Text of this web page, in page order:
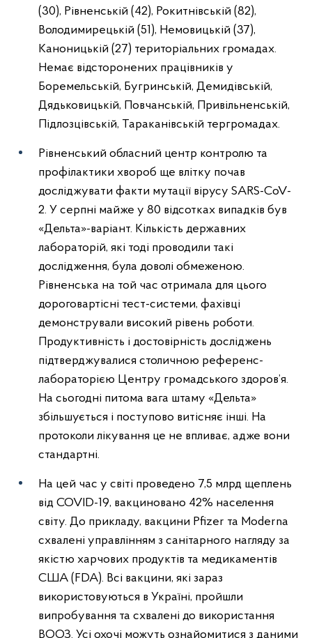
(30), Рівненській (42), Рокитнівській (82),
Володимирецькій (51), Немовицькій (37),
Каноницькій (27) територіальних громадах.
Немає відсторонених працівників у
Боремельській, Бугринській, Демидівській,
Дядьковицькій, Повчанській, Привільненській,
Підлозцівській, Тараканівській тергромадах.
Рівненський обласний центр контролю та
профілактики хвороб ще влітку почав
досліджувати факти мутації вірусу SARS-CoV-
2. У серпні майже у 80 відсотках випадків був
«Дельта»-варіант. Кількість державних
лабораторій, які тоді проводили такі
дослідження, була доволі обмеженою.
Рівненська на той час отримала для цього
дороговартісні тест-системи, фахівці
демонстрували високий рівень роботи.
Продуктивність і достовірність досліджень
підтверджувалися столичною референс-
лабораторією Центру громадського здоров’я.
На сьогодні питома вага штаму «Дельта»
збільшується і поступово витісняє інші. На
протоколи лікування це не впливає, адже вони
стандартні.
На цей час у світі проведено 7,5 млрд щеплень
від COVID-19, вакциновано 42% населення
світу. До прикладу, вакцини Pfizer та Moderna
схвалені управлінням з санітарного нагляду за
якістю харчових продуктів та медикаментів
США (FDA). Всі вакцини, які зараз
використовуються в Україні, пройшли
випробування та схвалені до використання
ВООЗ. Усі охочі можуть ознайомитися з даними